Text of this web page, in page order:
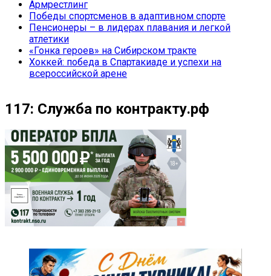
Армрестлинг
Победы спортсменов в адаптивном спорте
Пенсионеры – в лидерах плавания и легкой
атлетики
«Гонка героев» на Сибирском тракте
Хоккей: победа в Спартакиаде и успехи на
всероссийской арене
117: Служба по контракту.рф